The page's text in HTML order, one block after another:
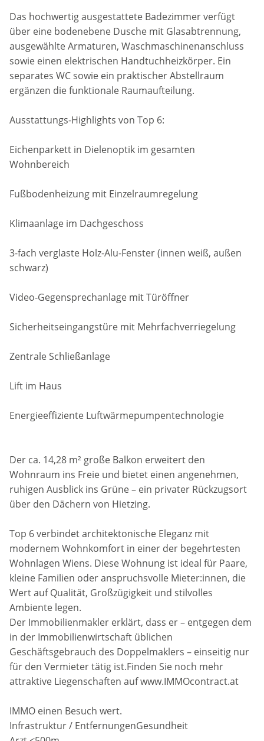
Das hochwertig ausgestattete Badezimmer verfügt
über eine bodenebene Dusche mit Glasabtrennung,
ausgewählte Armaturen, Waschmaschinenanschluss
sowie einen elektrischen Handtuchheizkörper. Ein
separates WC sowie ein praktischer Abstellraum
ergänzen die funktionale Raumaufteilung.
Ausstattungs-Highlights von Top 6:
Eichenparkett in Dielenoptik im gesamten
Wohnbereich
Fußbodenheizung mit Einzelraumregelung
Klimaanlage im Dachgeschoss
3-fach verglaste Holz-Alu-Fenster (innen weiß, außen
schwarz)
Video-Gegensprechanlage mit Türöffner
Sicherheitseingangstüre mit Mehrfachverriegelung
Zentrale Schließanlage
Lift im Haus
Energieeffiziente Luftwärmepumpentechnologie
Der ca. 14,28 m² große Balkon erweitert den
Wohnraum ins Freie und bietet einen angenehmen,
ruhigen Ausblick ins Grüne – ein privater Rückzugsort
über den Dächern von Hietzing.
Top 6 verbindet architektonische Eleganz mit
modernem Wohnkomfort in einer der begehrtesten
Wohnlagen Wiens. Diese Wohnung ist ideal für Paare,
kleine Familien oder anspruchsvolle Mieter:innen, die
Wert auf Qualität, Großzügigkeit und stilvolles
Ambiente legen.
Der Immobilienmakler erklärt, dass er – entgegen dem
in der Immobilienwirtschaft üblichen
Geschäftsgebrauch des Doppelmaklers – einseitig nur
für den Vermieter tätig ist.Finden Sie noch mehr
attraktive Liegenschaften auf www.IMMOcontract.at
IMMO einen Besuch wert.
Infrastruktur / EntfernungenGesundheit